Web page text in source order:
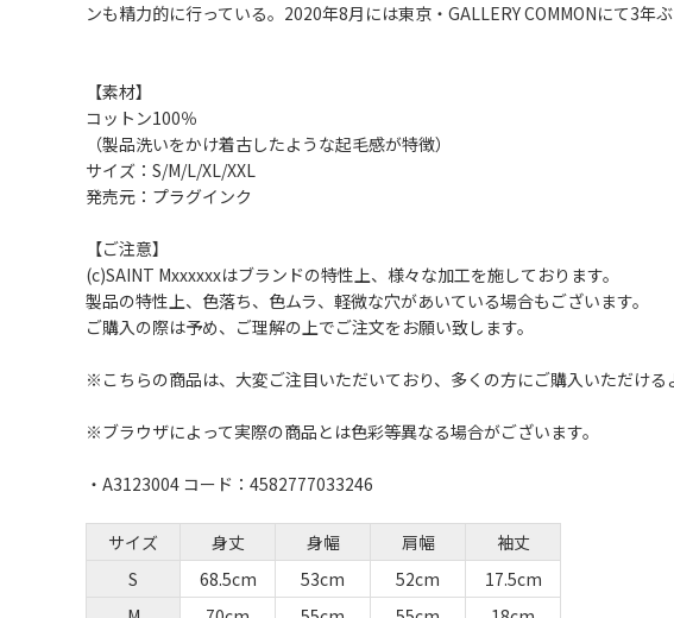
ンも精力的に行っている。2020年8月には東京・GALLERY COMMONにて3年
【素材】
コットン100％
（製品洗いをかけ着古したような起毛感が特徴）
サイズ：S/M/L/XL/XXL
発売元：プラグインク
【ご注意】
(c)SAINT Mxxxxxxはブランドの特性上、様々な加工を施しております。
製品の特性上、色落ち、色ムラ、軽微な穴があいている場合もございます。
ご購入の際は予め、ご理解の上でご注文をお願い致します。
※こちらの商品は、大変ご注目いただいており、多くの方にご購入いただけ
※ブラウザによって実際の商品とは色彩等異なる場合がございます。
・A3123004 コード：4582777033246
サイズ 身丈 身幅 肩幅
袖丈
S
68.5cm 53cm 52cm
17.5cm